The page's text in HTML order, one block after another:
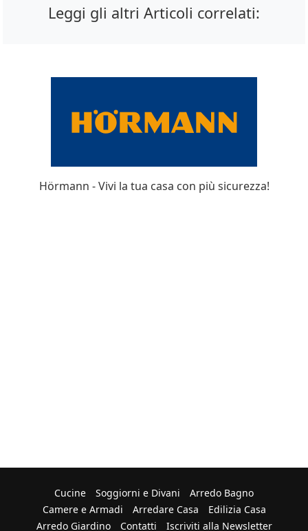
Leggi gli altri Articoli correlati:
Hörmann - Vivi la tua casa con più sicurezza!
Cucine Soggiorni e Divani
Arredo Bagno
Camere e Armadi
Arredare Casa
Edilizia Casa
Arredo Giardino
Contatti Iscriviti alla Newsletter